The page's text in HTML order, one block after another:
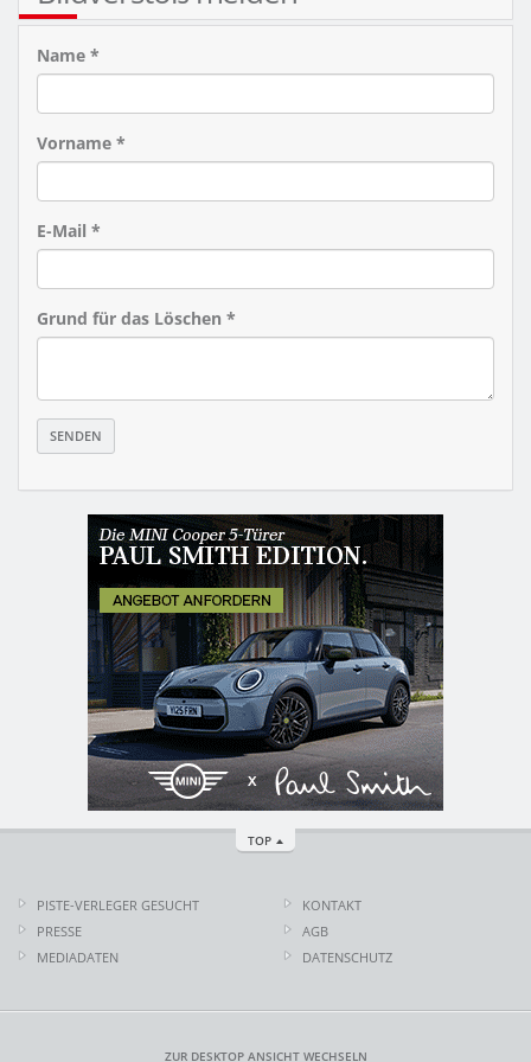
Name *
Vorname *
E-Mail *
Grund für das Löschen *
TOP
PISTE-VERLEGER GESUCHT
PRESSE
MEDIADATEN
KONTAKT
AGB
DATENSCHUTZ
ZUR DESKTOP ANSICHT WECHSELN